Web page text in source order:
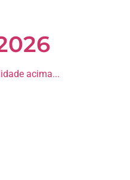
acima...